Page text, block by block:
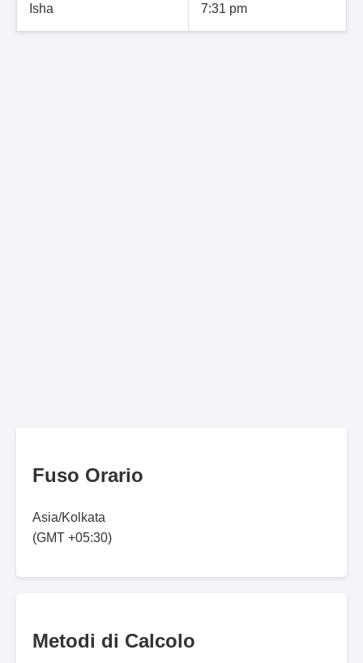
Isha 7:31 pm
Fuso Orario
Asia/Kolkata
(GMT +05:30)
Metodi di Calcolo